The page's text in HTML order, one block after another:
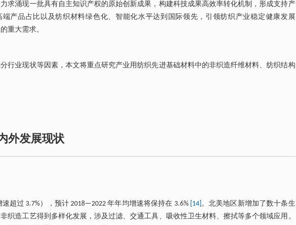
求涌现一批具有自主知识产权的原始创新成果，构建科技成果高效率转化机制，形成支持产
端产品占比以及纺织材料绿色化、智能化水平达到国际领先，引领纺织产业稳定健康发展
重大需求。
行业现状等因素，本文将重点研究产业用纺织先进基础材料中的非织造纤维材料、纺织结构
外发展现状
超过 3.7%），预计 2018—2022 年年均增速将保持在 3.6% [14] 。北美地区新增加了数十条生
织造工艺得到多样化发展，涉及过滤、交通工具、吸收性卫生材料、擦拭等多个领域应用。